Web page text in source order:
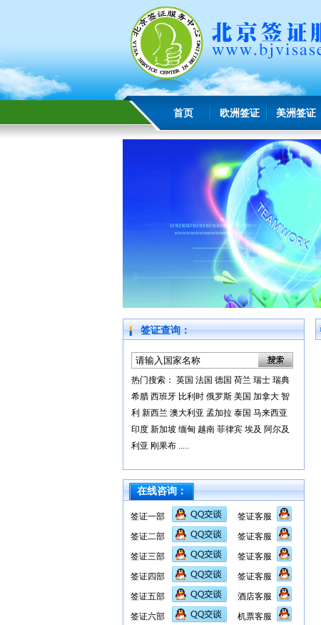
首页 欧洲签证 美洲签证
签证查询：
热门搜索： 英国 法国 德国 荷兰 瑞士 瑞典
希腊 西班牙 比利时 俄罗斯 美国 加拿大 智
利 新西兰 澳大利亚 孟加拉 泰国 马来西亚
印度 新加坡 缅甸 越南 菲律宾 埃及 阿尔及
利亚 刚果布 .....
在线咨询：
签证一部
签证二部
签证三部
签证四部
签证五部
签证六部
签证客服
签证客服
签证客服
签证客服
酒店客服
机票客服